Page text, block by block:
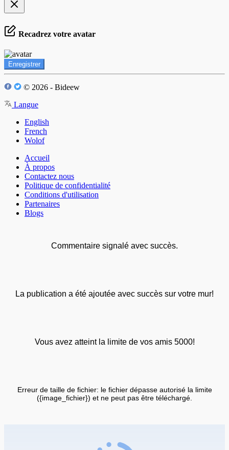
Recadrez votre avatar
Enregistrer
© 2026 - Bideew
Langue
English
French
Wolof
Accueil
À propos
Contactez nous
Politique de confidentialité
Conditions d'utilisation
Partenaires
Blogs
Commentaire signalé avec succès.
La publication a été ajoutée avec succès sur votre mur!
Vous avez atteint la limite de vos amis 5000!
Erreur de taille de fichier: le fichier dépasse autorisé la limite
({image_fichier}) et ne peut pas être téléchargé.